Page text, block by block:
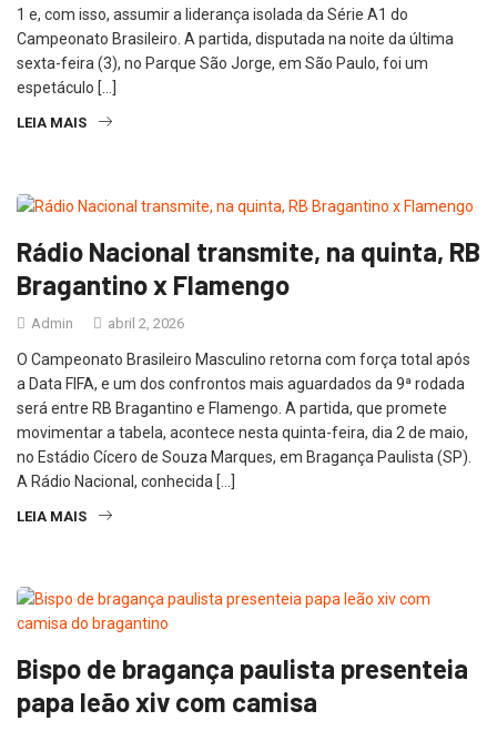
1 e, com isso, assumir a liderança isolada da Série A1 do
Campeonato Brasileiro. A partida, disputada na noite da última
sexta-feira (3), no Parque São Jorge, em São Paulo, foi um
espetáculo […]
LEIA MAIS
Rádio Nacional transmite, na quinta, RB
Bragantino x Flamengo
Admin abril 2, 2026
O Campeonato Brasileiro Masculino retorna com força total após
a Data FIFA, e um dos confrontos mais aguardados da 9ª rodada
será entre RB Bragantino e Flamengo. A partida, que promete
movimentar a tabela, acontece nesta quinta-feira, dia 2 de maio,
no Estádio Cícero de Souza Marques, em Bragança Paulista (SP).
A Rádio Nacional, conhecida […]
LEIA MAIS
Bispo de bragança paulista presenteia
papa leão xiv com camisa